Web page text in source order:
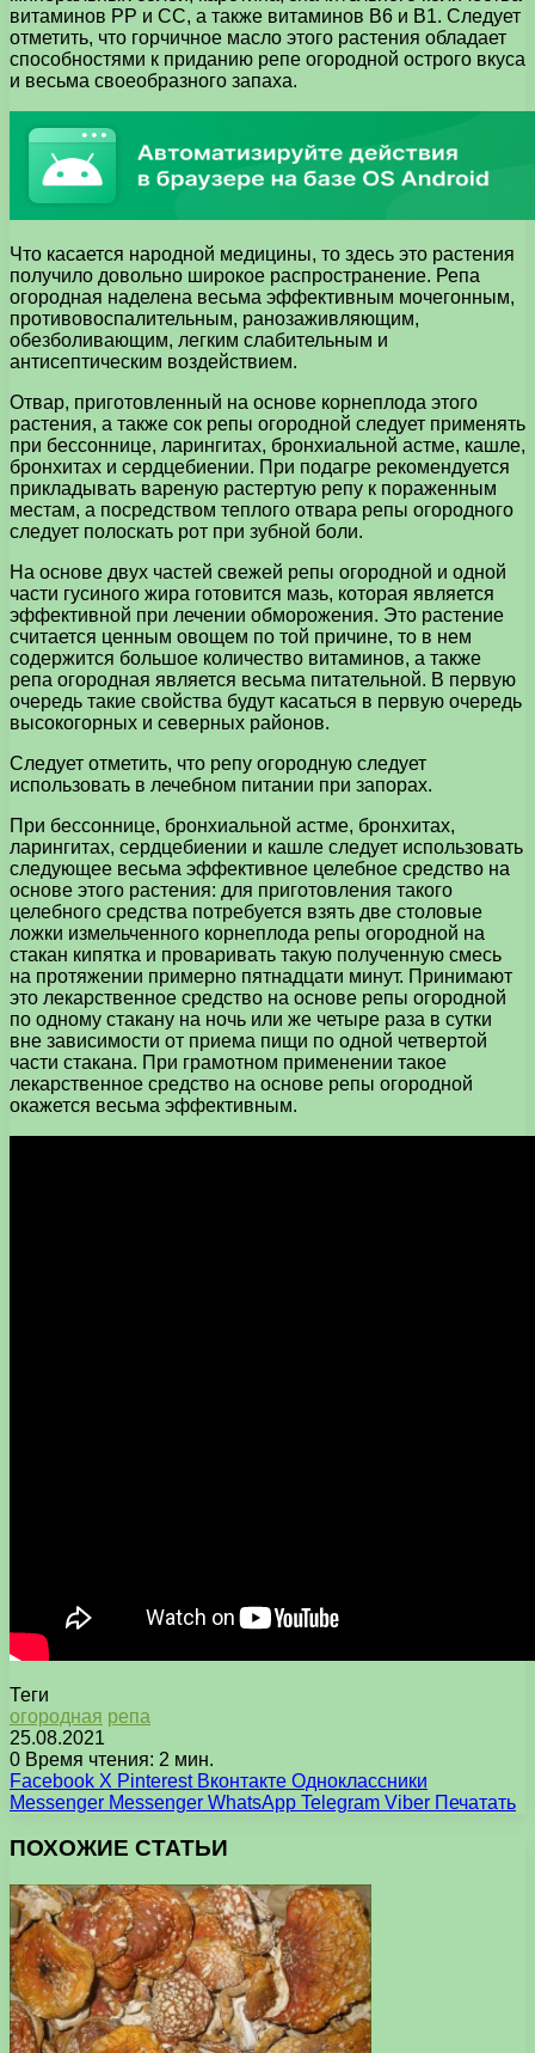
витаминов РР и СС, а также витаминов В6 и В1. Следует
отметить, что горчичное масло этого растения обладает
способностями к приданию репе огородной острого вкуса
и весьма своеобразного запаха.
Что касается народной медицины, то здесь это растения
получило довольно широкое распространение. Репа
огородная наделена весьма эффективным мочегонным,
противовоспалительным, ранозаживляющим,
обезболивающим, легким слабительным и
антисептическим воздействием.
Отвар, приготовленный на основе корнеплода этого
растения, а также сок репы огородной следует применять
при бессоннице, ларингитах, бронхиальной астме, кашле,
бронхитах и сердцебиении. При подагре рекомендуется
прикладывать вареную растертую репу к пораженным
местам, а посредством теплого отвара репы огородного
следует полоскать рот при зубной боли.
На основе двух частей свежей репы огородной и одной
части гусиного жира готовится мазь, которая является
эффективной при лечении обморожения. Это растение
считается ценным овощем по той причине, то в нем
содержится большое количество витаминов, а также
репа огородная является весьма питательной. В первую
очередь такие свойства будут касаться в первую очередь
высокогорных и северных районов.
Следует отметить, что репу огородную следует
использовать в лечебном питании при запорах.
При бессоннице, бронхиальной астме, бронхитах,
ларингитах, сердцебиении и кашле следует использовать
следующее весьма эффективное целебное средство на
основе этого растения: для приготовления такого
целебного средства потребуется взять две столовые
ложки измельченного корнеплода репы огородной на
стакан кипятка и проваривать такую полученную смесь
на протяжении примерно пятнадцати минут. Принимают
это лекарственное средство на основе репы огородной
по одному стакану на ночь или же четыре раза в сутки
вне зависимости от приема пищи по одной четвертой
части стакана. При грамотном применении такое
лекарственное средство на основе репы огородной
окажется весьма эффективным.
Теги
огородная репа
25.08.2021
0 Время чтения: 2 мин.
Facebook X Pinterest Вконтакте Одноклассники
Messenger Messenger WhatsApp Telegram Viber Печатать
ПОХОЖИЕ СТАТЬИ